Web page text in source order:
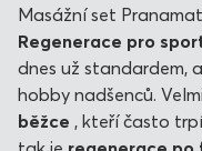
Masážní set
Regenerace pro
dnes už standardem,
hobby nadšenců.
běžce , kteří často